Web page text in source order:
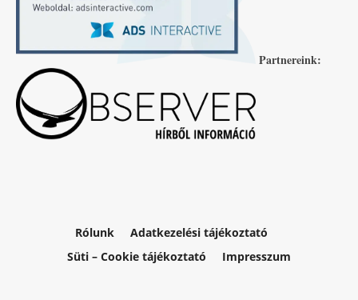
Partnereink:
Rólunk
Adatkezelési tájékoztató
Süti – Cookie tájékoztató
Impresszum